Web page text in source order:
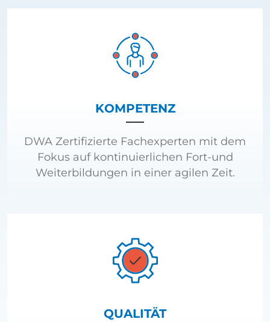
KOMPETENZ
DWA Zertifizierte Fachexperten mit dem
Fokus auf kontinuierlichen Fort-und
Weiterbildungen in einer agilen Zeit.
QUALITÄT